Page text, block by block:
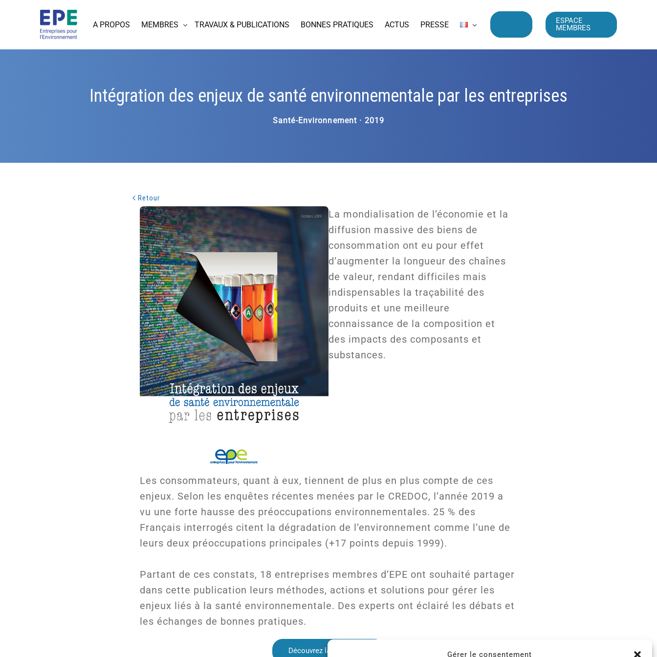
Gérer le consentement
A PROPOS MEMBRES TRAVAUX & PUBLICATIONS BONNES PRATIQUES ACTUS PRESSE
ESPACE
MEMBRES
Intégration des enjeux de santé environnementale par les entreprises
Santé-Environnement · 2019
Retour
La mondialisation de l’économie et la
diffusion massive des biens de
consommation ont eu pour effet
d’augmenter la longueur des chaînes
de valeur, rendant difficiles mais
indispensables la traçabilité des
produits et une meilleure
connaissance de la composition et
des impacts des composants et
substances.
Les consommateurs, quant à eux, tiennent de plus en plus compte de ces
enjeux. Selon les enquêtes récentes menées par le CREDOC, l’année 2019 a
vu une forte hausse des préoccupations environnementales. 25 % des
Français interrogés citent la dégradation de l’environnement comme l’une de
leurs deux préoccupations principales (+17 points depuis 1999).
Partant de ces constats, 18 entreprises membres d’EPE ont souhaité partager
dans cette publication leurs méthodes, actions et solutions pour gérer les
enjeux liés à la santé environnementale. Des experts ont éclairé les débats et
les échanges de bonnes pratiques.
Découvrez la publication